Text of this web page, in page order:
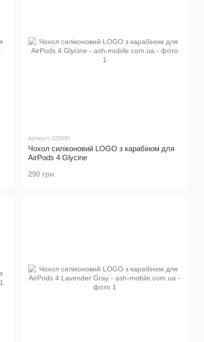
Артикул: 222930
Чохол силіконовий LOGO з карабіном для
AirPods 4 Glycine
290 грн